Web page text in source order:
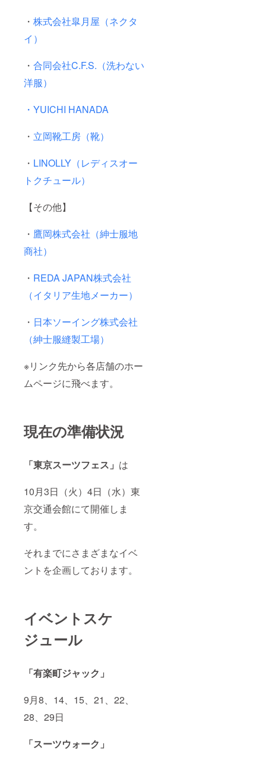
・ 株式会社皐月屋（ネクタ
イ）
・ 合同会社C.F.S.（洗わない
洋服）
・YUICHI HANADA
・ 立岡靴工房（靴）
・ LINOLLY（レディスオー
トクチュール）
【その他】
・ 鷹岡株式会社（紳士服地
商社）
・ REDA JAPAN株式会社
（イタリア生地メーカー）
・ 日本ソーイング株式会社
（紳士服縫製工場）
※リンク先から各店舗のホー
ムページに飛べます。
現在の準備状況
「東京スーツフェス」 は
10月3日（火）4日（水）東
京交通会館にて開催しま
す。
それまでにさまざまなイベ
ントを企画しております。
イベントスケ
ジュール
「有楽町ジャック」
9月8、14、15、21、22、
28、29日
「スーツウォーク」